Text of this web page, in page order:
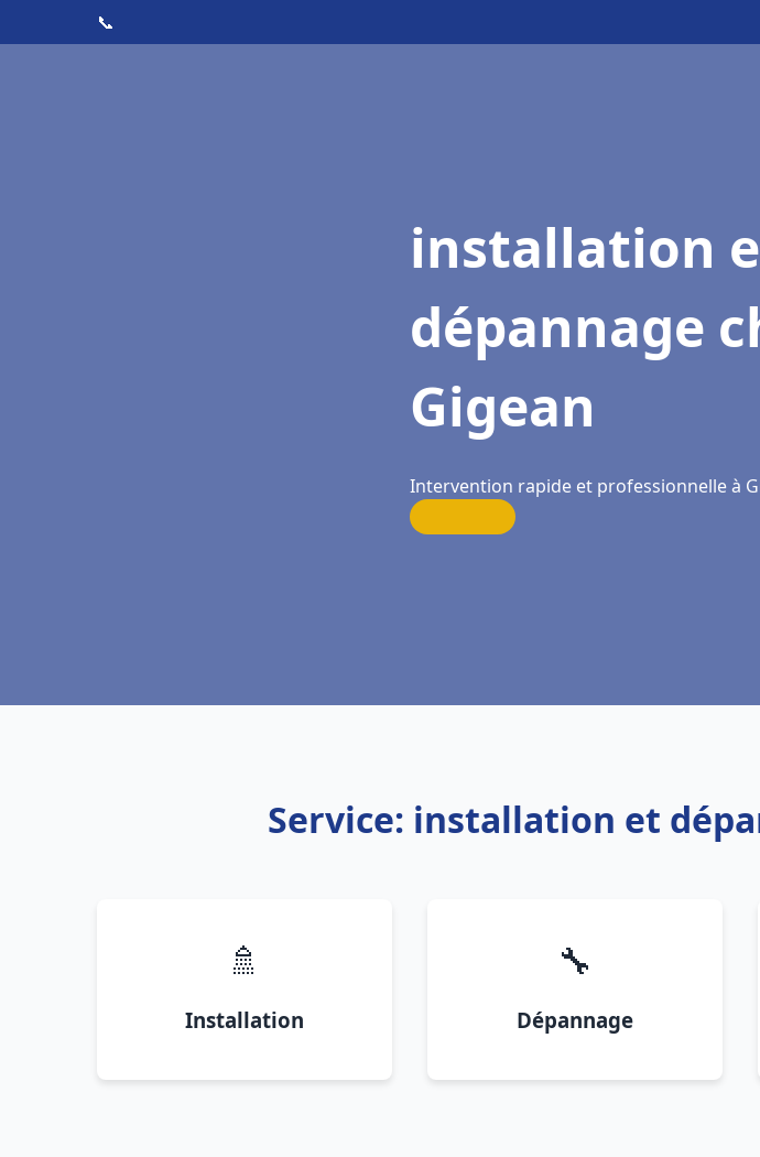
📞
installation
dépannage
Gigean
Intervention rapide et professionnelle à
Service: installation et
🚿
Installation
🔧
Dépannage